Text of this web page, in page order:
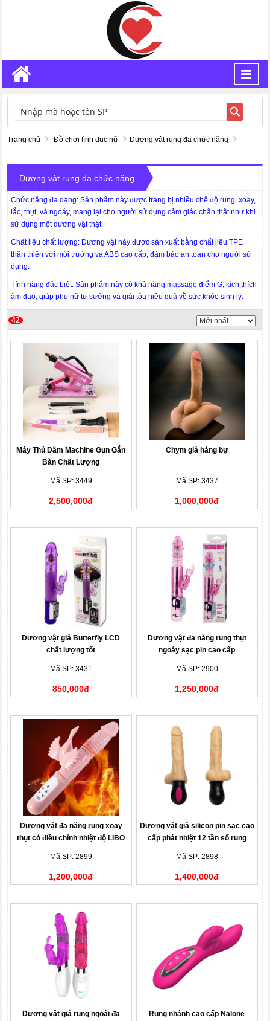
TÌM KIẾM
Trang chủ Đồ chơi tình dục nữ Dương vật rung đa chức năng
Dương vật rung đa chức năng
Chức năng đa dạng: Sản phẩm này được trang bị nhiều chế độ rung, xoay,
lắc, thụt, và ngoáy, mang lại cho người sử dụng cảm giác chân thật như khi
sử dụng một dương vật thật.
Chất liệu chất lượng: Dương vật này được sản xuất bằng chất liệu TPE
thân thiện với môi trường và ABS cao cấp, đảm bảo an toàn cho người sử
dụng.
Tính năng đặc biệt: Sản phẩm này có khả năng massage điểm G, kích thích
âm đạo, giúp phụ nữ tự sướng và giải tỏa hiệu quả về sức khỏe sinh lý.
42
Máy Thủ Dâm Machine Gun Gắn
Bàn Chất Lượng
Mã SP: 3449
2,500,000đ
Chym giả hàng bự
Mã SP: 3437
1,000,000đ
Dương vật giả Butterfly LCD
chất lượng tốt
Mã SP: 3431
850,000đ
Dương vật đa năng rung thụt
ngoáy sạc pin cao cấp
Mã SP: 2900
1,250,000đ
Dương vật đa năng rung xoay
thụt có điều chỉnh nhiệt độ LIBO
Mã SP: 2899
1,200,000đ
Dương vật giả silicon pin sạc cao
cấp phát nhiệt 12 tần số rung
Mã SP: 2898
1,400,000đ
Dương vật giả rung ngoái đa
Rung nhánh cao cấp Nalone